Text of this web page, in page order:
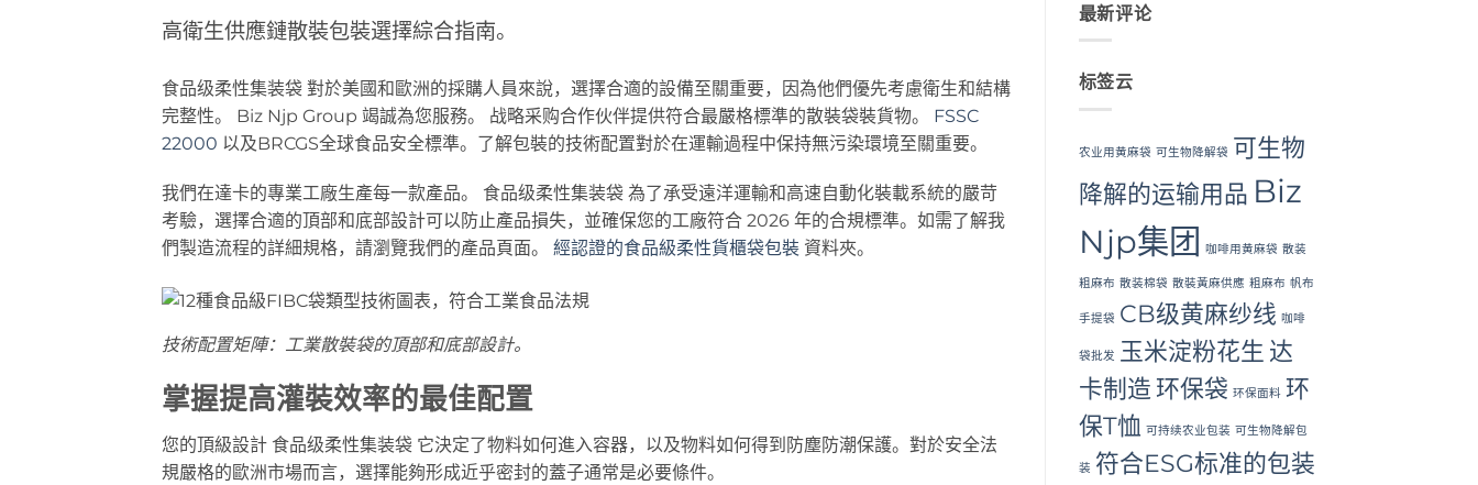
高衛生供應鏈散裝包裝選擇綜合指南。
食品级柔性集装袋 對於美國和歐洲的採購人員來說，選擇合適的設備至關重要，因為他們優先考慮衛生和結構
完整性。 Biz Njp Group 竭誠為您服務。 战略采购合作伙伴提供符合最嚴格標準的散裝袋裝貨物。 FSSC
22000 以及BRCGS全球食品安全標準。了解包裝的技術配置對於在運輸過程中保持無污染環境至關重要。
我們在達卡的專業工廠生產每一款產品。 食品级柔性集装袋 為了承受遠洋運輸和高速自動化裝載系統的嚴苛
考驗，選擇合適的頂部和底部設計可以防止產品損失，並確保您的工廠符合 2026 年的合規標準。如需了解我
們製造流程的詳細規格，請瀏覽我們的產品頁面。 經認證的食品級柔性貨櫃袋包裝 資料夾。
技術配置矩陣：工業散裝袋的頂部和底部設計。
掌握提高灌裝效率的最佳配置
您的頂級設計 食品级柔性集装袋 它決定了物料如何進入容器，以及物料如何得到防塵防潮保護。對於安全法
規嚴格的歐洲市場而言，選擇能夠形成近乎密封的蓋子通常是必要條件。
Wholesale:
Sourcing
Industrial
Bag:
Certified
Packaging
最新评论
标签云
农业用黄麻袋 可生物降解袋 可生物
降解的运输用品 Biz
Njp集团
咖啡用黄麻袋 散装
粗麻布 散装棉袋 散裝黃麻供應 粗麻布 帆布
手提袋 CB级黄麻纱线 咖啡
袋批发 玉米淀粉花生 达
卡制造 环保袋 环保面料 环
保T恤 可持续农业包装 可生物降解包
装 符合ESG标准的包装